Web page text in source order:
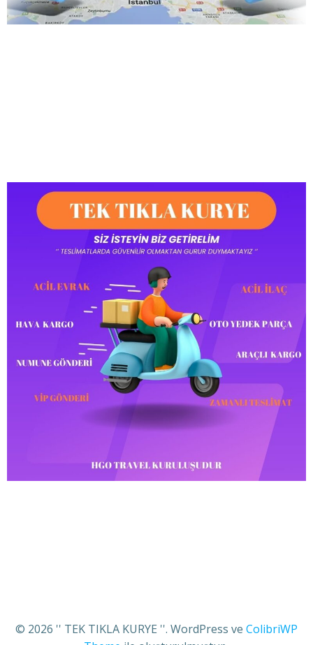
© 2026 '' TEK TIKLA KURYE ''. WordPress ve ColibriWP